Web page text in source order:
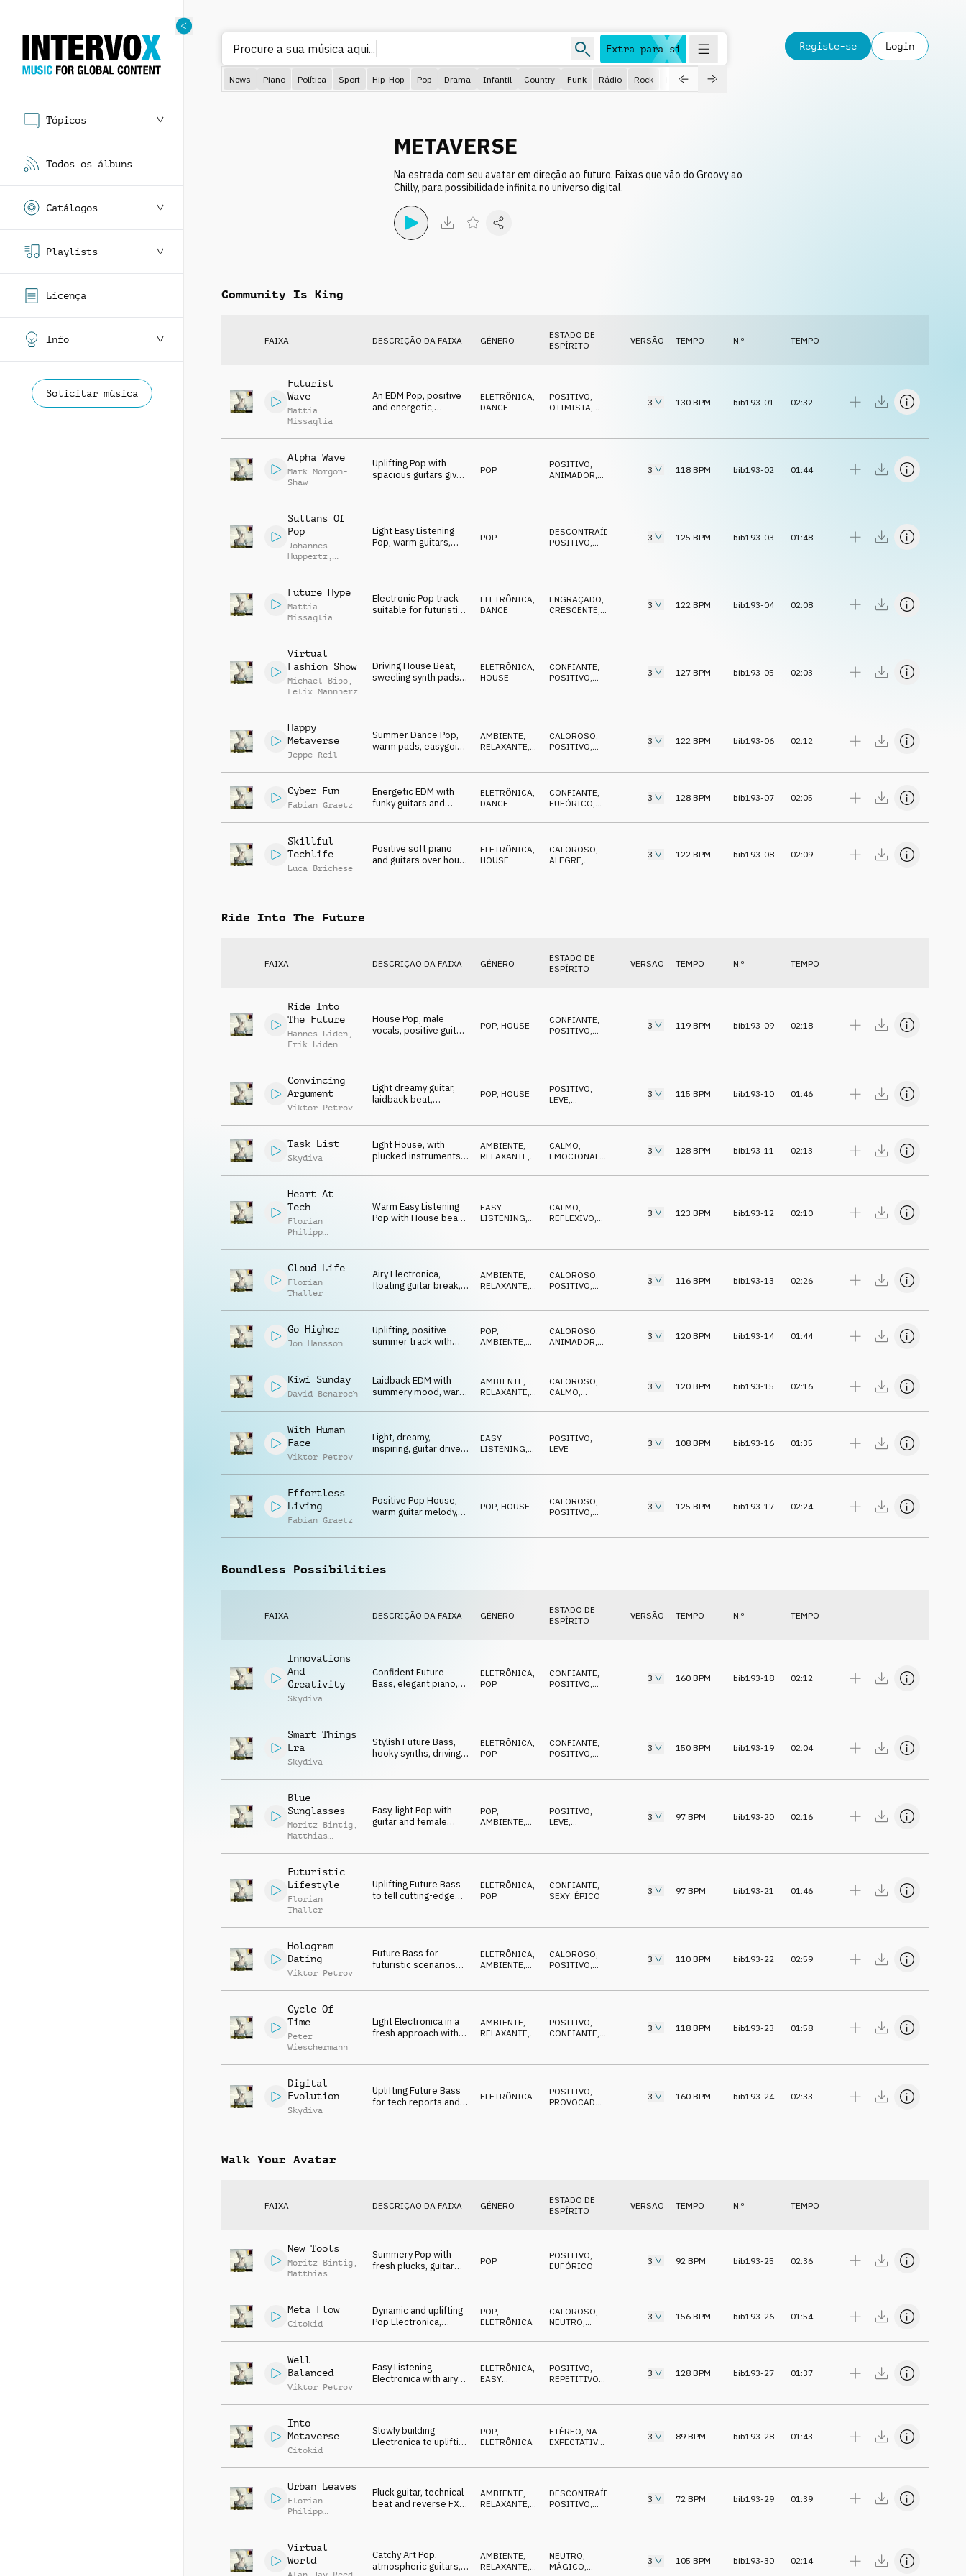
Tópicos
Todos os álbuns
Catálogos
Playlists
Licença
Info
Solicitar música
Extra para si
Procure a sua m
News Piano Política Sport Hip-Hop Pop Drama Infantil Country Funk Rádio Rock Happy Jazz
Registe-se Login
METAVERSE
Na estrada com seu avatar em direção ao futuro. Faixas que vão do Groovy ao
Chilly, para possibilidade infinita no universo digital.
Community Is King
FAIXA DESCRIÇÃO DA FAIXA GÉNERO
ESTADO DE
ESPÍRITO
VERSÃO TEMPO N.º TEMPO
Futurist
Wave
Mattia
Missaglia
An EDM Pop, positive
and energetic,
cities
ELETRÔNICA,
DANCE
POSITIVO,
OTIMISTA,
3 130 BPM bib193-01 02:32
Alpha Wave
Mark Morgon-
Shaw
Uplifting Pop with
spacious guitars gives
looking feel
POP POSITIVO,
ANIMADOR,
3 118 BPM bib193-02 01:44
Sultans Of
Pop
Johannes
Huppertz ,
Light Easy Listening
Pop, warm guitars,
POP DESCONTRAÍDO
POSITIVO,
3 125 BPM bib193-03 01:48
Future Hype
Mattia
Missaglia
Electronic Pop track
suitable for futuristic
technologies
ELETRÔNICA,
DANCE
ENGRAÇADO,
CRESCENTE,
3 122 BPM bib193-04 02:08
Virtual
Fashion Show
Michael Bibo ,
Felix Mannherz
Driving House Beat,
sweeling synth pads,
ELETRÔNICA,
HOUSE
CONFIANTE,
POSITIVO,
3 127 BPM bib193-05 02:03
Happy
Metaverse
Jeppe Reil
Summer Dance Pop,
warm pads, easygoing
uplifting
AMBIENTE,
RELAXANTE
CALOROSO
POSITIVO
3 122 BPM bib193-06 02:12
Cyber Fun
Fabian Graetz
Energetic EDM with
funky guitars and
upbeat, club
ELETRÔNICA
DANCE
CONFIANTE
EUFÓRICO
3 128 BPM bib193-07 02:05
Skillful
Techlife
Luca Brichese
Positive soft piano
and guitars over housy
summer
ELETRÔNICA
HOUSE
CALOROSO
ALEGRE
3 122 BPM bib193-08 02:09
Ride Into The Future
FAIXA DESCRIÇÃO DA FAIXA GÉNERO
ESTADO DE
ESPÍRITO
VERSÃO TEMPO N.º TEMPO
Ride Into
The Future
Hannes Liden ,
Erik Liden
House Pop, male
vocals, positive guitar,
POP HOUSE CONFIANTE,
POSITIVO,
3 119 BPM bib193-09 02:18
Convincing
Argument
Viktor Petrov
Light dreamy guitar,
laidback beat,
relaxed, calm
POP, HOUSE POSITIVO
LEVE
3 115 BPM bib193-10 01:46
Task List
Skydiva
Light House, with
plucked instruments,
travel vlog
AMBIENTE,
RELAXANTE
CALMO
EMOCIONAL
3 128 BPM bib193-11 02:13
Heart At
Tech
Florian
Philipp
Warm Easy Listening
Pop with House beat,
EASY
LISTENING,
CALMO,
REFLEXIVO,
POSITIVO
3 123 BPM bib193-12 02:10
Cloud Life
Florian
Thaller
Airy Electronica,
floating guitar break,
technology, family
AMBIENTE,
RELAXANTE,
CALOROSO,
POSITIVO,
3 116 BPM bib193-13 02:26
Go Higher
Jon Hansson
Uplifting, positive
summer track with
relaxed, warm
POP
AMBIENTE,
CALOROSO
ANIMADOR
3 120 BPM bib193-14 01:44
Kiwi Sunday
David Benaroch
Laidback EDM with
summery mood, warm
samples, leisure
AMBIENTE,
RELAXANTE
CALOROSO
CALMO
DESCONTRAÍDO,
3 120 BPM bib193-15 02:16
With Human
Face
Viktor Petrov
Light, dreamy,
inspiring, guitar driven
Ambient, reflective
EASY
LISTENING
POSITIVO
LEVE
3 108 BPM bib193-16 01:35
Effortless
Living
Fabian Graetz
Positive Pop House,
warm guitar melody,
laidback
POP, HOUSE CALOROSO
POSITIVO
3 125 BPM bib193-17 02:24
Boundless Possibilities
FAIXA DESCRIÇÃO DA FAIXA GÉNERO
ESTADO DE
ESPÍRITO
VERSÃO TEMPO N.º TEMPO
Innovations
And
Creativity
Skydiva
Confident Future
Bass, elegant piano,
ELETRÔNICA
POP
CONFIANTE
POSITIVO
3 160 BPM bib193-18 02:12
Smart Things
Era
Skydiva
Stylish Future Bass,
hooky synths, driving
pads, driving
ELETRÔNICA
POP
CONFIANTE
POSITIVO
3 150 BPM bib193-19 02:04
Blue
Sunglasses
Moritz Bintig ,
Matthias
Easy, light Pop with
guitar and female
POP,
AMBIENTE,
POSITIVO,
LEVE,
3 97 BPM bib193-20 02:16
Futuristic
Lifestyle
Florian
Thaller
Uplifting Future Bass
to tell cutting-edge
ELETRÔNICA,
POP
CONFIANTE,
SEXY, ÉPICO 3 97 BPM bib193-21 01:46
Hologram
Dating
Viktor Petrov
Future Bass for
futuristic scenarios
and atmospheric pads
ELETRÔNICA
AMBIENTE,
CALOROSO
POSITIVO
3 110 BPM bib193-22 02:59
Cycle Of
Time
Peter
Wieschermann
Light Electronica in a
fresh approach with
AMBIENTE,
RELAXANTE,
POSITIVO,
CONFIANTE,
3 118 BPM bib193-23 01:58
Digital
Evolution
Skydiva
Uplifting Future Bass
for tech reports and
exciting
ELETRÔNICA POSITIVO
PROVOCADOR
3 160 BPM bib193-24 02:33
Walk Your Avatar
FAIXA DESCRIÇÃO DA FAIXA GÉNERO
ESTADO DE
ESPÍRITO
VERSÃO TEMPO N.º TEMPO
New Tools
Moritz Bintig ,
Matthias
Summery Pop with
fresh plucks, guitar
smart and free
POP POSITIVO,
EUFÓRICO
3 92 BPM bib193-25 02:36
Meta Flow
Citokid
Dynamic and uplifting
Pop Electronica,
guitar, inspiring
POP
ELETRÔNICA
CALOROSO
NEUTRO
3 156 BPM bib193-26 01:54
Well
Balanced
Viktor Petrov
Easy Listening
Electronica with airy
flowing synth pads
ELETRÔNICA
EASY
POSITIVO
REPETITIVO
3 128 BPM bib193-27 01:37
Into
Metaverse
Citokid
Slowly building
Electronica to uplifting
futuristic
POP
ELETRÔNICA
ETÉREO NA
EXPECTATIVA
3 89 BPM bib193-28 01:43
Urban Leaves
Florian
Philipp
Sprenger
Pluck guitar, technical
beat and reverse FX,
AMBIENTE,
RELAXANTE,
DESCONTRAÍDO
POSITIVO,
3 72 BPM bib193-29 01:39
Virtual
World
Catchy Art Pop,
atmospheric guitars,
AMBIENTE,
RELAXANTE
NEUTRO
MÁGICO
3 105 BPM bib193-30 02:14